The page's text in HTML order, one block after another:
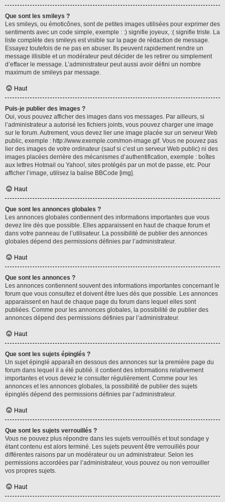
Que sont les smileys ?
Les smileys, ou émoticônes, sont de petites images utilisées pour exprimer des
sentiments avec un code simple, exemple : :) signifie joyeux, :( signifie triste. La
liste complète des smileys est visible sur la page de rédaction de message.
Essayez toutefois de ne pas en abuser. Ils peuvent rapidement rendre un
message illisible et un modérateur peut décider de les retirer ou simplement
d’effacer le message. L’administrateur peut aussi avoir défini un nombre
maximum de smileys par message.
Haut
Puis-je publier des images ?
Oui, vous pouvez afficher des images dans vos messages. Par ailleurs, si
l’administrateur a autorisé les fichiers joints, vous pouvez charger une image
sur le forum. Autrement, vous devez lier une image placée sur un serveur Web
public, exemple : http://www.exemple.com/mon-image.gif. Vous ne pouvez pas
lier des images de votre ordinateur (sauf si c’est un serveur Web public) ni des
images placées derrière des mécanismes d’authentification, exemple : boîtes
aux lettres Hotmail ou Yahoo!, sites protégés par un mot de passe, etc. Pour
afficher l’image, utilisez la balise BBCode [img].
Haut
Que sont les annonces globales ?
Les annonces globales contiennent des informations importantes que vous
devez lire dès que possible. Elles apparaissent en haut de chaque forum et
dans votre panneau de l’utilisateur. La possibilité de publier des annonces
globales dépend des permissions définies par l’administrateur.
Haut
Que sont les annonces ?
Les annonces contiennent souvent des informations importantes concernant le
forum que vous consultez et doivent être lues dès que possible. Les annonces
apparaissent en haut de chaque page du forum dans lequel elles sont
publiées. Comme pour les annonces globales, la possibilité de publier des
annonces dépend des permissions définies par l’administrateur.
Haut
Que sont les sujets épinglés ?
Un sujet épinglé apparaît en dessous des annonces sur la première page du
forum dans lequel il a été publié. il contient des informations relativement
importantes et vous devez le consulter régulièrement. Comme pour les
annonces et les annonces globales, la possibilité de publier des sujets
épinglés dépend des permissions définies par l’administrateur.
Haut
Que sont les sujets verrouillés ?
Vous ne pouvez plus répondre dans les sujets verrouillés et tout sondage y
étant contenu est alors terminé. Les sujets peuvent être verrouillés pour
différentes raisons par un modérateur ou un administrateur. Selon les
permissions accordées par l’administrateur, vous pouvez ou non verrouiller
vos propres sujets.
Haut